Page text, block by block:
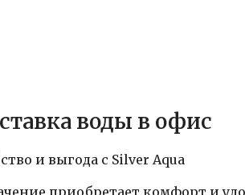
воды в офис
и выгода с Silver Aqua